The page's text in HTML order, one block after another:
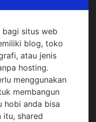
bagi situs web
blog, toko
atau jenis
hosting.
menggunakan
membangun
hobi anda bisa
itu, shared